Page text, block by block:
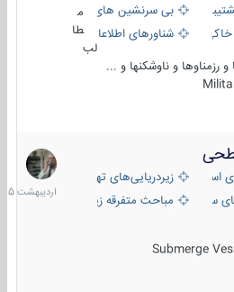
بی سرنشین های دریایی
و نیروبرشناورهای اطلاعاتی و جاسوسی
طا
لب
و ناوشکنها و ...
زیردریایی‌های تهاجمی
سبک
مباحث متفرقه زیرسطحی
Submerge
31
1405